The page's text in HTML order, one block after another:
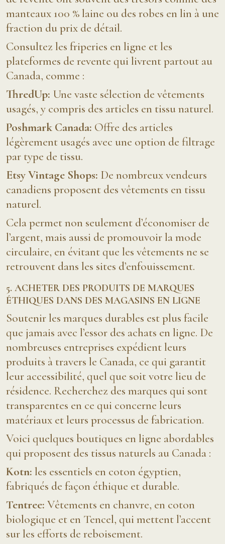
manteaux 100 % laine ou des robes en lin à une
fraction du prix de détail.
Consultez les friperies en ligne et les
plateformes de revente qui livrent partout au
Canada, comme :
ThredUp: Une vaste sélection de vêtements
usagés, y compris des articles en tissu naturel.
Poshmark Canada: Offre des articles
légèrement usagés avec une option de filtrage
par type de tissu.
Etsy Vintage Shops: De nombreux vendeurs
canadiens proposent des vêtements en tissu
naturel.
Cela permet non seulement d’économiser de
l’argent, mais aussi de promouvoir la mode
circulaire, en évitant que les vêtements ne se
retrouvent dans les sites d’enfouissement.
5. ACHETER DES PRODUITS DE MARQUES
ÉTHIQUES DANS DES MAGASINS EN LIGNE
Soutenir les marques durables est plus facile
que jamais avec l’essor des achats en ligne. De
nombreuses entreprises expédient leurs
produits à travers le Canada, ce qui garantit
leur accessibilité, quel que soit votre lieu de
résidence. Recherchez des marques qui sont
transparentes en ce qui concerne leurs
matériaux et leurs processus de fabrication.
Voici quelques boutiques en ligne abordables
qui proposent des tissus naturels au Canada :
Kotn: les essentiels en coton égyptien,
fabriqués de façon éthique et durable.
Tentree: Vêtements en chanvre, en coton
biologique et en Tencel, qui mettent l’accent
sur les efforts de reboisement.